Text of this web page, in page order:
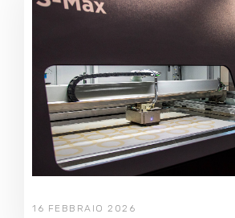
16 FEBBRAIO 2026